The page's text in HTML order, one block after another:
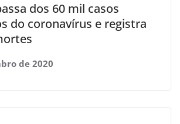
dos 60 mil casos
do coronavírus e registra
de 2020